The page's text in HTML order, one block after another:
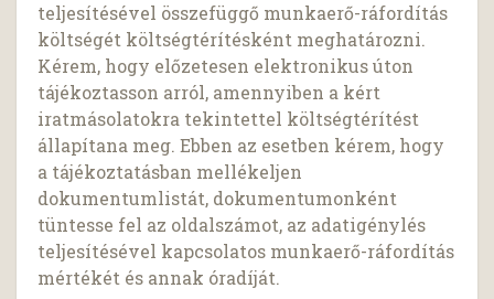
teljesítésével összefüggő munkaerő-ráfordítás
költségét költségtérítésként meghatározni.
Kérem, hogy előzetesen elektronikus úton
tájékoztasson arról, amennyiben a kért
iratmásolatokra tekintettel költségtérítést
állapítana meg. Ebben az esetben kérem, hogy
a tájékoztatásban mellékeljen
dokumentumlistát, dokumentumonként
tüntesse fel az oldalszámot, az adatigénylés
teljesítésével kapcsolatos munkaerő-ráfordítás
mértékét és annak óradíját.